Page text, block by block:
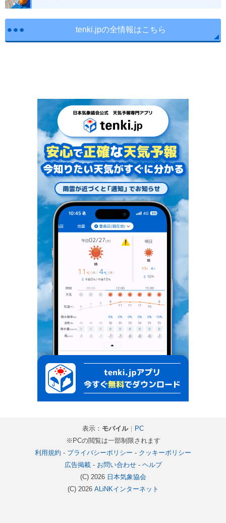
tenki.jpの全情報はこちら
表示： モバイル｜ PC
※PCの閲覧は一部制限されます
利用規約 - プライバシーポリシー - クッキーポリシー
広告掲載- お問い合わせ- ヘルプ
(C) 2026 日本気象協会
(C) 2026 ALiNKインターネット